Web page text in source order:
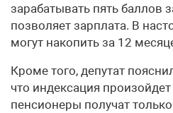
зарабатывать пять баллов
позволяет зарплата. В
могут накопить за 12
Кроме того, депутат
что индексация произойдет
пенсионеры получат